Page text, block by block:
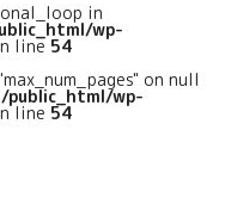
in
wp-
line 54
on null
public_html/wp-
line 54